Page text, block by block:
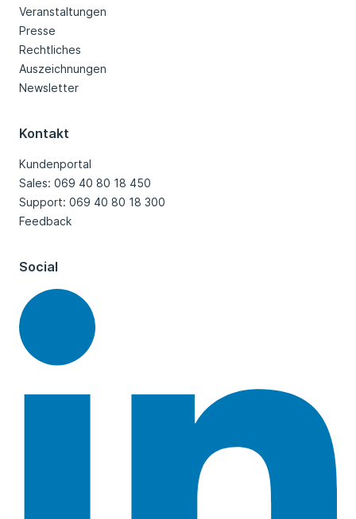
Veranstaltungen
Presse
Rechtliches
Auszeichnungen
Newsletter
Kontakt
Kundenportal
Sales: 069 40 80 18 450
Support: 069 40 80 18 300
Feedback
Social